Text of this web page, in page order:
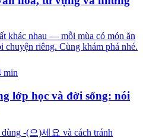
khác nhau — mỗi mùa có món ăn
chuyện riêng. Cùng khám phá nhé.
min
lớp học và đời sống: nói
-(으)세요 và cách tránh